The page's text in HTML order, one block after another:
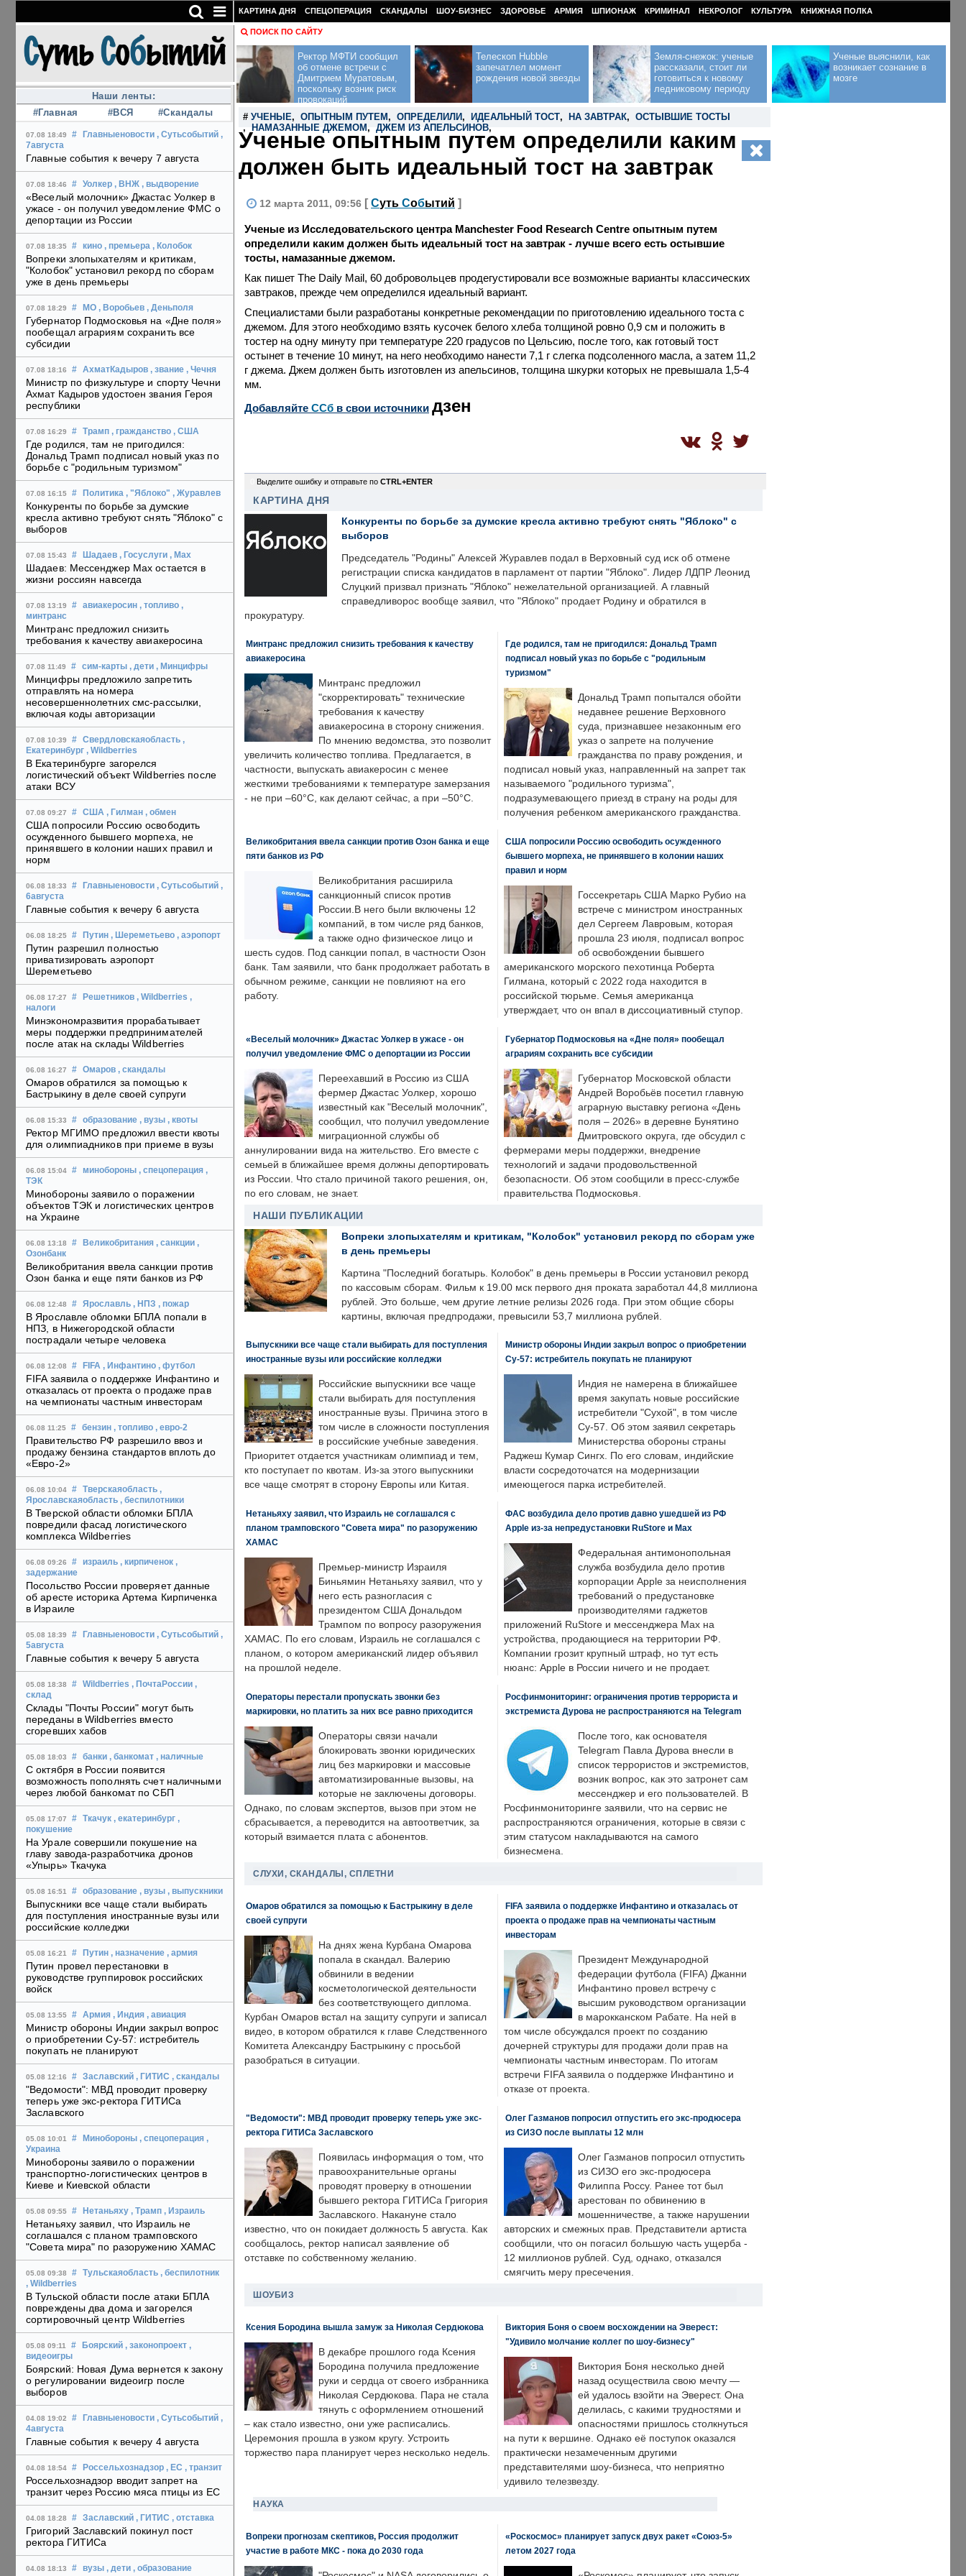
Наши ленты:
#Главная
#ВСЯ #Скандалы
07.08 18:49 # Главныеновости , Сутьсобытий ,
7августа
Главные события к вечеру 7 августа
07.08 18:46 # Уолкер , ВНЖ , выдворение
«Веселый молочник» Джастас Уолкер в
ужасе - он получил уведомление ФМС о
депортации из России
07.08 18:35 # кино , премьера , Колобок
Вопреки злопыхателям и критикам,
"Колобок" установил рекорд по сборам
уже в день премьеры
07.08 18:29 # МО , Воробьев , Деньполя
Губернатор Подмосковья на «Дне поля»
пообещал аграриям сохранить все
субсидии
07.08 18:16 # АхматКадыров , звание , Чечня
Министр по физкультуре и спорту Чечни
Ахмат Кадыров удостоен звания Героя
республики
07.08 16:29 # Трамп , гражданство , США
Где родился, там не пригодился:
Дональд Трамп подписал новый указ по
борьбе с "родильным туризмом"
07.08 16:15 # Политика , "Яблоко" , Журавлев
Конкуренты по борьбе за думские
кресла активно требуют снять "Яблоко" с
выборов
07.08 15:43 # Шадаев , Госуслуги , Max
Шадаев: Мессенджер Max остается в
жизни россиян навсегда
07.08 13:19 # авиакеросин , топливо ,
минтранс
Минтранс предложил снизить
требования к качеству авиакеросина
07.08 11:49 # сим-карты , дети , Минцифры
Минцифры предложило запретить
отправлять на номера
несовершеннолетних смс-рассылки,
включая коды авторизации
07.08 10:39 # Свердловскаяобласть ,
Екатеринбург , Wildberries
В Екатеринбурге загорелся
логистический объект Wildberries после
атаки ВСУ
07.08 09:27 # США , Гилман , обмен
США попросили Россию освободить
осужденного бывшего морпеха, не
принявшего в колонии наших правил и
норм
06.08 18:33 # Главныеновости , Сутьсобытий ,
6августа
Главные события к вечеру 6 августа
06.08 18:25 # Путин , Шереметьево , аэропорт
Путин разрешил полностью
приватизировать аэропорт
Шереметьево
06.08 17:27 # Решетников , Wildberries ,
налоги
Минэкономразвития прорабатывает
меры поддержки предпринимателей
после атак на склады Wildberries
06.08 16:27 # Омаров , скандалы
Омаров обратился за помощью к
Бастрыкину в деле своей супруги
06.08 15:33 # образование , вузы , квоты
Ректор МГИМО предложил ввести квоты
для олимпиадников при приеме в вузы
06.08 15:04 # минобороны , спецоперация ,
ТЭК
Минобороны заявило о поражении
объектов ТЭК и логистических центров
на Украине
06.08 13:18 # Великобритания , санкции ,
Озонбанк
Великобритания ввела санкции против
Озон банка и еще пяти банков из РФ
06.08 12:48 # Ярославль , НПЗ , пожар
В Ярославле обломки БПЛА попали в
НПЗ, в Нижегородской области
пострадали четыре человека
06.08 12:08 # FIFA , Инфантино , футбол
FIFA заявила о поддержке Инфантино и
отказалась от проекта о продаже прав
на чемпионаты частным инвесторам
06.08 11:25 # бензин , топливо , евро-2
Правительство РФ разрешило ввоз и
продажу бензина стандартов вплоть до
«Евро-2»
06.08 10:04 # Тверскаяобласть ,
Ярославскаяобласть , беспилотники
В Тверской области обломки БПЛА
повредили фасад логистического
комплекса Wildberries
06.08 09:26 # израиль , кирпиченок ,
задержание
Посольство России проверяет данные
об аресте историка Артема Кирпиченка
в Израиле
05.08 18:39 # Главныеновости , Сутьсобытий ,
5августа
Главные события к вечеру 5 августа
05.08 18:38 # Wildberries , ПочтаРоссии ,
склад
Склады "Почты России" могут быть
переданы в Wildberries вместо
сгоревших хабов
05.08 18:03 # банки , банкомат , наличные
С октября в России появится
возможность пополнять счет наличными
через любой банкомат по СБП
05.08 17:07 # Ткачук , екатеринбург ,
покушение
На Урале совершили покушение на
главу завода-разработчика дронов
«Упырь» Ткачука
05.08 16:51 # образование , вузы , выпускники
Выпускники все чаще стали выбирать
для поступления иностранные вузы или
российские колледжи
05.08 16:21 # Путин , назначение , армия
Путин провел перестановки в
руководстве группировок российских
войск
05.08 13:55 # Армия , Индия , авиация
Министр обороны Индии закрыл вопрос
о приобретении Су-57: истребитель
покупать не планируют
05.08 12:16 # Заславский , ГИТИС , скандалы
"Ведомости": МВД проводит проверку
теперь уже экс-ректора ГИТИСа
Заславского
05.08 10:01 # Минобороны , спецоперация ,
Украина
Минобороны заявило о поражении
транспортно-логистических центров в
Киеве и Киевской области
05.08 09:55 # Нетаньяху , Трамп , Израиль
Нетаньяху заявил, что Израиль не
соглашался с планом трамповского
"Совета мира" по разоружению ХАМАС
05.08 09:38 # Тульскаяобласть , беспилотник
, Wildberries
В Тульской области после атаки БПЛА
повреждены два дома и загорелся
сортировочный центр Wildberries
05.08 09:11 # Боярский , законопроект ,
видеоигры
Боярский: Новая Дума вернется к закону
о регулировании видеоигр после
выборов
04.08 19:02 # Главныеновости , Сутьсобытий ,
4августа
Главные события к вечеру 4 августа
04.08 18:54 # Россельхознадзор , ЕС , транзит
Россельхознадзор вводит запрет на
транзит через Россию мяса птицы из ЕС
04.08 18:28 # Заславский , ГИТИС , отставка
Григорий Заславский покинул пост
ректора ГИТИСа
04.08 18:13 # вузы , дети , образование
КАРТИНА ДНЯ СПЕЦОПЕРАЦИЯ СКАНДАЛЫ ШОУ-БИЗНЕС ЗДОРОВЬЕ АРМИЯ ШПИОНАЖ КРИМИНАЛ НЕКРОЛОГ КУЛЬТУРА КНИЖНАЯ ПОЛКА
ПОИСК ПО САЙТУ
Ректор МФТИ сообщил
об отмене встречи с
Дмитрием Муратовым,
поскольку возник риск
провокаций
Телескоп Hubble
запечатлел момент
рождения новой звезды
Земля-снежок: ученые
рассказали, стоит ли
готовиться к новому
ледниковому периоду
Ученые выяснили, как
возникает сознание в
мозге
# УЧЕНЫЕ, ОПЫТНЫМ ПУТЕМ , ОПРЕДЕЛИЛИ , ИДЕАЛЬНЫЙ ТОСТ, НА ЗАВТРАК, ОСТЫВШИЕ ТОСТЫ
,
НАМАЗАННЫЕ ДЖЕМОМ, ДЖЕМ ИЗ АПЕЛЬСИНОВ,
Ученые опытным путем определили каким
должен быть идеальный тост на завтрак
12 марта 2011, 09:56 [ Суть Событий ]
Ученые из Исследовательского центра Manchester Food Research Centre опытным путем
определили каким должен быть идеальный тост на завтрак - лучше всего есть остывшие
тосты, намазанные джемом.
Как пишет The Daily Mail, 60 добровольцев продегустировали все возможные варианты классических
завтраков, прежде чем определился идеальный вариант.
Специалистами были разработаны конкретные рекомендации по приготовлению идеального тоста с
джемом. Для этого необходимо взять кусочек белого хлеба толщиной ровно 0,9 см и положить в
тостер на одну минуту при температуре 220 градусов по Цельсию, после того, как готовый тост
остынет в течение 10 минут, на него необходимо нанести 7,1 г слегка подсоленного масла, а затем 11,2
г джема. Джем должен быть изготовлен из апельсинов, толщина шкурки которых не превышала 1,5-4
мм.
Добавляйте CСб в свои источники дзен
Выделите ошибку и отправьте по CTRL+ENTER
КАРТИНА ДНЯ
Конкуренты по борьбе за думские кресла активно требуют снять "Яблоко" с
выборов
Председатель "Родины" Алексей Журавлев подал в Верховный суд иск об отмене
регистрации списка кандидатов в парламент от партии "Яблоко". Лидер ЛДПР Леонид
Слуцкий призвал признать "Яблоко" нежелательной организацией. А главный
справедливорос вообще заявил, что "Яблоко" продает Родину и обратился в
прокуратуру.
Минтранс предложил снизить требования к качеству
авиакеросина
Минтранс предложил
"скорректировать" технические
требования к качеству
авиакеросина в сторону снижения.
По мнению ведомства, это позволит
увеличить количество топлива. Предлагается, в
частности, выпускать авиакеросин с менее
жесткими требованиями к температуре замерзания
- не при –60°C, как делают сейчас, а при –50°C.
Где родился, там не пригодился: Дональд Трамп
подписал новый указ по борьбе с "родильным
туризмом"
Дональд Трамп попытался обойти
недавнее решение Верховного
суда, признавшее незаконным его
указ о запрете на получение
гражданства по праву рождения, и
подписал новый указ, направленный на запрет так
называемого "родильного туризма",
подразумевающего приезд в страну на роды для
получения ребенком американского гражданства.
Великобритания ввела санкции против Озон банка и еще
пяти банков из РФ
Великобритания расширила
санкционный список против
России.В него были включены 12
компаний, в том числе ряд банков,
а также одно физическое лицо и
шесть судов. Под санкции попал, в частности Озон
банк. Там заявили, что банк продолжает работать в
обычном режиме, санкции не повлияют на его
работу.
США попросили Россию освободить осужденного
бывшего морпеха, не принявшего в колонии наших
правил и норм
Госсекретарь США Марко Рубио на
встрече с министром иностранных
дел Сергеем Лавровым, которая
прошла 23 июля, подписал вопрос
об освобождении бывшего
американского морского пехотинца Роберта
Гилмана, который с 2022 года находится в
российской тюрьме. Семья американца
утверждает, что он впал в диссоциативный ступор.
«Веселый молочник» Джастас Уолкер в ужасе - он
получил уведомление ФМС о депортации из России
Переехавший в Россию из США
фермер Джастас Уолкер, хорошо
известный как "Веселый молочник",
сообщил, что получил уведомление
миграционной службы об
аннулировании вида на жительство. Его вместе с
семьей в ближайшее время должны депортировать
из России. Что стало причиной такого решения, он,
по его словам, не знает.
Губернатор Подмосковья на «Дне поля» пообещал
аграриям сохранить все субсидии
Губернатор Московской области
Андрей Воробьёв посетил главную
аграрную выставку региона «День
поля – 2026» в деревне Бунятино
Дмитровского округа, где обсудил с
фермерами меры поддержки, внедрение
технологий и задачи продовольственной
безопасности. Об этом сообщили в пресс-службе
правительства Подмосковья.
НАШИ ПУБЛИКАЦИИ
Вопреки злопыхателям и критикам, "Колобок" установил рекорд по сборам уже
в день премьеры
Картина "Последний богатырь. Колобок" в день премьеры в России установил рекорд
по кассовым сборам. Фильм к 19.00 мск первого дня проката заработал 44,8 миллиона
рублей. Это больше, чем другие летние релизы 2026 года. При этом общие сборы
картины, включая предпродажи, превысили 53,7 миллиона рублей.
Выпускники все чаще стали выбирать для поступления
иностранные вузы или российские колледжи
Российские выпускники все чаще
стали выбирать для поступления
иностранные вузы. Причина этого в
том числе в сложности поступления
в российские учебные заведения.
Приоритет отдается участникам олимпиад и тем,
кто поступает по квотам. Из-за этого выпускники
все чаще смотрят в сторону Европы или Китая.
Министр обороны Индии закрыл вопрос о приобретении
Су-57: истребитель покупать не планируют
Индия не намерена в ближайшее
время закупать новые российские
истребители "Сухой", в том числе
Су-57. Об этом заявил секретарь
Министерства обороны страны
Раджеш Кумар Сингх. По его словам, индийские
власти сосредоточатся на модернизации
имеющегося парка истребителей.
Нетаньяху заявил, что Израиль не соглашался с
планом трамповского "Совета мира" по разоружению
ХАМАС
Премьер-министр Израиля
Биньямин Нетаньяху заявил, что у
него есть разногласия с
президентом США Дональдом
Трампом по вопросу разоружения
ХАМАС. По его словам, Израиль не соглашался с
планом, о котором американский лидер объявил
на прошлой неделе.
ФАС возбудила дело против давно ушедшей из РФ
Apple из-за непредустановки RuStore и Max
Федеральная антимонопольная
служба возбудила дело против
корпорации Apple за неисполнения
требований о предустановке
производителями гаджетов
приложений RuStore и мессенджера Max на
устройства, продающиеся на территории РФ.
Компании грозит крупный штраф, но тут есть
нюанс: Apple в России ничего и не продает.
Операторы перестали пропускать звонки без
маркировки, но платить за них все равно приходится
Операторы связи начали
блокировать звонки юридических
лиц без маркировки и массовые
автоматизированные вызовы, на
которые не заключены договоры.
Однако, по словам экспертов, вызов при этом не
сбрасывается, а переводится на автоответчик, за
который взимается плата с абонентов.
Росфинмониторинг: ограничения против террориста и
экстремиста Дурова не распространяются на Telegram
После того, как основателя
Telegram Павла Дурова внесли в
список террористов и экстремистов,
возник вопрос, как это затронет сам
мессенджер и его пользователей. В
Росфинмониторинге заявили, что на сервис не
распространяются ограничения, которые в связи с
этим статусом накладываются на самого
бизнесмена.
СЛУХИ, СКАНДАЛЫ, СПЛЕТНИ
Омаров обратился за помощью к Бастрыкину в деле
своей супруги
На днях жена Курбана Омарова
попала в скандал. Валерию
обвинили в ведении
косметологической деятельности
без соответствующего диплома.
Курбан Омаров встал на защиту супруги и записал
видео, в котором обратился к главе Следственного
Комитета Александру Бастрыкину с просьбой
разобраться в ситуации.
FIFA заявила о поддержке Инфантино и отказалась от
проекта о продаже прав на чемпионаты частным
инвесторам
Президент Международной
федерации футбола (FIFA) Джанни
Инфантино провел встречу с
высшим руководством организации
в марокканском Рабате. На ней в
том числе обсуждался проект по созданию
дочерней структуры для продажи доли прав на
чемпионаты частным инвесторам. По итогам
встречи FIFA заявила о поддержке Инфантино и
отказе от проекта.
"Ведомости": МВД проводит проверку теперь уже экс-
ректора ГИТИСа Заславского
Появилась информация о том, что
правоохранительные органы
проводят проверку в отношении
бывшего ректора ГИТИСа Григория
Заславского. Накануне стало
известно, что он покидает должность 5 августа. Как
сообщалось, ректор написал заявление об
отставке по собственному желанию.
Олег Газманов попросил отпустить его экс-продюсера
из СИЗО после выплаты 12 млн
Олег Газманов попросил отпустить
из СИЗО его экс-продюсера
Филиппа Россу. Ранее тот был
арестован по обвинению в
мошенничестве, а также нарушении
авторских и смежных прав. Представители артиста
сообщили, что он погасил большую часть ущерба -
12 миллионов рублей. Суд, однако, отказался
смягчить меру пресечения.
ШОУБИЗ
Ксения Бородина вышла замуж за Николая Сердюкова
В декабре прошлого года Ксения
Бородина получила предложение
руки и сердца от своего избранника
Николая Сердюкова. Пара не стала
тянуть с оформлением отношений
– как стало известно, они уже расписались.
Церемония прошла в узком кругу. Устроить
торжество пара планирует через несколько недель.
Виктория Боня о своем восхождении на Эверест:
"Удивило молчание коллег по шоу-бизнесу"
Виктория Боня несколько дней
назад осуществила свою мечту —
ей удалось взойти на Эверест. Она
делилась, с какими трудностями и
опасностями пришлось столкнуться
на пути к вершине. Однако её поступок оказался
практически незамеченным другими
представителями шоу-бизнеса, что неприятно
удивило телезвезду.
НАУКА
Вопреки прогнозам скептиков, Россия продолжит
участие в работе МКС - пока до 2030 года
«Роскосмос» планирует запуск двух ракет «Союз-5»
летом 2027 года